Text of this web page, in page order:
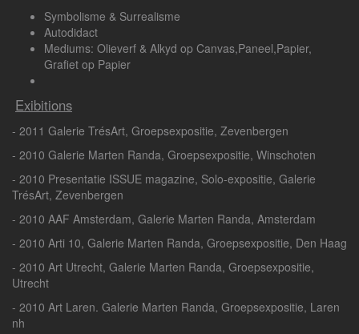
Symbolisme & Surrealisme
Autodidact
Mediums: Olieverf & Alkyd op Canvas,Paneel,Papier,
Grafiet op Papier
Exibitions
- 2011 Galerie TrésArt, Groepsexpositie, Zevenbergen
- 2010 Galerie Marten Randa, Groepsexpositie, Winschoten
- 2010 Presentatie ISSUE magazine, Solo-expositie, Galerie
TrésArt, Zevenbergen
- 2010 AAF Amsterdam, Galerie Marten Randa, Amsterdam
- 2010 Arti 10, Galerie Marten Randa, Groepsexpositie, Den Haag
- 2010 Art Utrecht, Galerie Marten Randa, Groepsexpositie,
Utrecht
- 2010 Art Laren. Galerie Marten Randa, Groepsexpositie, Laren
nh